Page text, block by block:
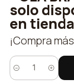
solo
en
¡Compra
Quantity